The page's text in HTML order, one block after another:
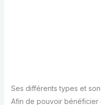
Ses différents types et
Afin de pouvoir